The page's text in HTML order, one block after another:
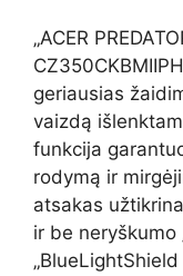
„ACER
geriausias
vaizdą
funkcija
rodymą ir
atsakas
ir be neryškumo